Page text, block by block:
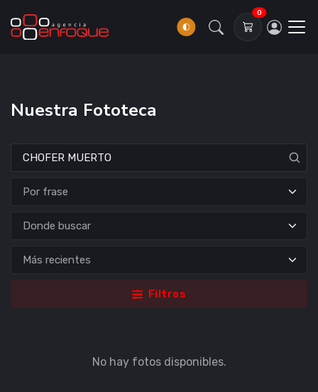
0
Nuestra Fototeca
Donde buscar
Filtros
No hay fotos disponibles.